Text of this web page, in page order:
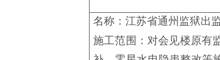
名称： 江苏省通州监狱出
施工范围： 对会见楼原有